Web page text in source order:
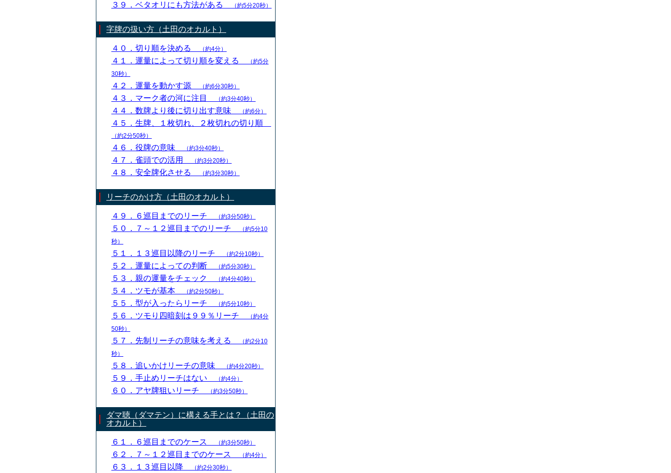
３９．ベタオリにも方法がある （約5分20秒）
字牌の扱い方（土田のオカルト）
４０．切り順を決める （約4分）
４１．運量によって切り順を変える
（約5分
30秒）
４２．運量を動かす源 （約6分30秒）
４３．マーク者の河に注目 （約3分40秒）
４４．数牌より後に切り出す意味 （約6分）
４５．生牌、１枚切れ、２枚切れの切り順
（約2分50秒）
４６．役牌の意味 （約3分40秒）
４７．雀頭での活用 （約3分20秒）
４８．安全牌化させる （約3分30秒）
リーチのかけ方（土田のオカルト）
４９．６巡目までのリーチ （約3分50秒）
５０．７～１２巡目までのリーチ
（約5分10
秒）
５１．１３巡目以降のリーチ （約2分10秒）
５２．運量によっての判断 （約5分30秒）
５３．親の運量をチェック （約4分40秒）
５４．ツモが基本 （約2分50秒）
５５．型が入ったらリーチ （約5分10秒）
５６．ツモり四暗刻は９９％リーチ
（約4分
50秒）
５７．先制リーチの意味を考える
（約2分10
秒）
５８．追いかけリーチの意味 （約4分20秒）
５９．手止めリーチはない （約4分）
６０．アヤ牌狙いリーチ （約3分50秒）
ダマ聴（ダマテン）に構える手とは？（土田の
オカルト）
６１．６巡目までのケース （約3分50秒）
６２．７～１２巡目までのケース （約4分）
６３．１３巡目以降 （約2分30秒）